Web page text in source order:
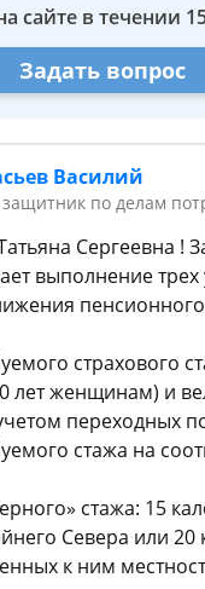
сайте в течении
Задать вопрос
Василий
по делам
Сергеевна !
выполнение трех
пенсионного
страхового
лет женщинам) и
переходных
стажа на
стажа: 15
Севера или 20
к ним